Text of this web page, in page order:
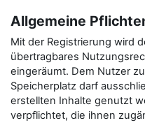
Allgemeine
Mit der Registrierung wird
übertragbares
eingeräumt. Dem Nutzer
Speicherplatz darf
erstellten Inhalte genutzt
verpflichtet, die ihnen